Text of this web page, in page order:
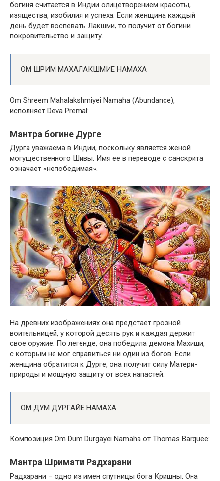
богиня считается в Индии олицетворением красоты,
изящества, изобилия и успеха. Если женщина каждый
день будет воспевать Лакшми, то получит от богини
покровительство и защиту.
ОМ ШРИМ МАХАЛАКШМИЕ НАМАХА
Om Shreem Mahalakshmiyei Namaha (Abundance),
исполняет Deva Premal:
Мантра богине Дурге
Дурга уважаема в Индии, поскольку является женой
могущественного Шивы. Имя ее в переводе с санскрита
означает «непобедимая».
На древних изображениях она предстает грозной
воительницей, у которой десять рук и каждая держит
свое оружие. По легенде, она победила демона Махиши,
с которым не мог справиться ни один из богов. Если
женщина обратится к Дурге, она получит силу Матери-
природы и мощную защиту от всех напастей.
ОМ ДУМ ДУРГАЙЕ НАМАХА
Композиция Om Dum Durgayei Namaha от Thomas Barquee:
Мантра Шримати Радхарани
Радхарани – одно из имен спутницы бога Кришны. Она